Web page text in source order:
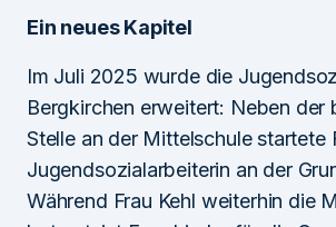
Ein neues Kapitel
Im Juli 2025 wurde die
Bergkirchen erweitert: Neben der
Stelle an der Mittelschule startete
Jugendsozialarbeiterin an der
Während Frau Kehl weiterhin die